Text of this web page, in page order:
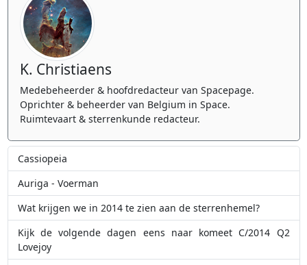
K. Christiaens
Medebeheerder & hoofdredacteur van Spacepage.
Oprichter & beheerder van Belgium in Space.
Ruimtevaart & sterrenkunde redacteur.
Cassiopeia
Auriga - Voerman
Wat krijgen we in 2014 te zien aan de sterrenhemel?
Kijk de volgende dagen eens naar komeet C/2014 Q2
Lovejoy